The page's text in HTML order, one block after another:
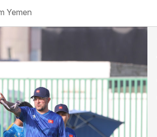
Yemen